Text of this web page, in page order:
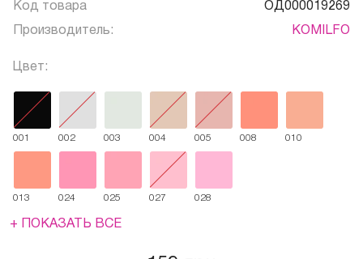
Код товара ОД000019269
Производитель: KOMILFO
Цвет:
001 002 003 004 005 008 010
013 024 025 027 028
+ ПОКАЗАТЬ ВСЕ